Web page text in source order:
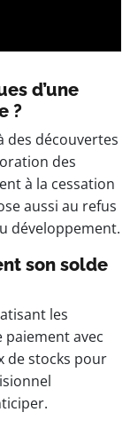
d’une
?
des découvertes
des
à la cessation
aussi au refus
développement.
son solde
les
paiement avec
de stocks pour